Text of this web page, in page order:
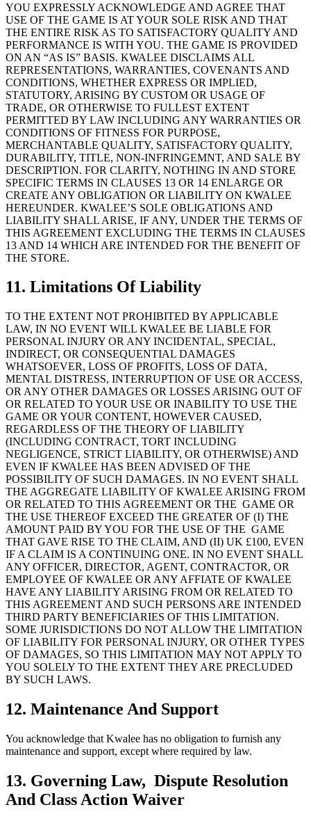
YOU EXPRESSLY ACKNOWLEDGE AND AGREE THAT
USE OF THE GAME IS AT YOUR SOLE RISK AND THAT
THE ENTIRE RISK AS TO SATISFACTORY QUALITY AND
PERFORMANCE IS WITH YOU. THE GAME IS PROVIDED
ON AN “AS IS” BASIS. KWALEE DISCLAIMS ALL
REPRESENTATIONS, WARRANTIES, COVENANTS AND
CONDITIONS, WHETHER EXPRESS OR IMPLIED,
STATUTORY, ARISING BY CUSTOM OR USAGE OF
TRADE, OR OTHERWISE TO FULLEST EXTENT
PERMITTED BY LAW INCLUDING ANY WARRANTIES OR
CONDITIONS OF FITNESS FOR PURPOSE,
MERCHANTABLE QUALITY, SATISFACTORY QUALITY,
DURABILITY, TITLE, NON-INFRINGEMNT, AND SALE BY
DESCRIPTION. FOR CLARITY, NOTHING IN AND STORE
SPECIFIC TERMS IN CLAUSES 13 OR 14 ENLARGE OR
CREATE ANY OBLIGATION OR LIABILITY ON KWALEE
HEREUNDER. KWALEE’S SOLE OBLIGATIONS AND
LIABILITY SHALL ARISE, IF ANY, UNDER THE TERMS OF
THIS AGREEMENT EXCLUDING THE TERMS IN CLAUSES
13 AND 14 WHICH ARE INTENDED FOR THE BENEFIT OF
THE STORE.
11. Limitations Of Liability
TO THE EXTENT NOT PROHIBITED BY APPLICABLE
LAW, IN NO EVENT WILL KWALEE BE LIABLE FOR
PERSONAL INJURY OR ANY INCIDENTAL, SPECIAL,
INDIRECT, OR CONSEQUENTIAL DAMAGES
WHATSOEVER, LOSS OF PROFITS, LOSS OF DATA,
MENTAL DISTRESS, INTERRUPTION OF USE OR ACCESS,
OR ANY OTHER DAMAGES OR LOSSES ARISING OUT OF
OR RELATED TO YOUR USE OR INABILITY TO USE THE
GAME OR YOUR CONTENT, HOWEVER CAUSED,
REGARDLESS OF THE THEORY OF LIABILITY
(INCLUDING CONTRACT, TORT INCLUDING
NEGLIGENCE, STRICT LIABILITY, OR OTHERWISE) AND
EVEN IF KWALEE HAS BEEN ADVISED OF THE
POSSIBILITY OF SUCH DAMAGES. IN NO EVENT SHALL
THE AGGREGATE LIABILITY OF KWALEE ARISING FROM
OR RELATED TO THIS AGREEMENT OR THE GAME OR
THE USE THEREOF EXCEED THE GREATER OF (I) THE
AMOUNT PAID BY YOU FOR THE USE OF THE GAME
THAT GAVE RISE TO THE CLAIM, AND (II) UK £100, EVEN
IF A CLAIM IS A CONTINUING ONE. IN NO EVENT SHALL
ANY OFFICER, DIRECTOR, AGENT, CONTRACTOR, OR
EMPLOYEE OF KWALEE OR ANY AFFIATE OF KWALEE
HAVE ANY LIABILITY ARISING FROM OR RELATED TO
THIS AGREEMENT AND SUCH PERSONS ARE INTENDED
THIRD PARTY BENEFICIARIES OF THIS LIMITATION.
SOME JURISDICTIONS DO NOT ALLOW THE LIMITATION
OF LIABILITY FOR PERSONAL INJURY, OR OTHER TYPES
OF DAMAGES, SO THIS LIMITATION MAY NOT APPLY TO
YOU SOLELY TO THE EXTENT THEY ARE PRECLUDED
BY SUCH LAWS.
12. Maintenance And Support
You acknowledge that Kwalee has no obligation to furnish any
maintenance and support, except where required by law.
13. Governing Law, Dispute Resolution
And Class Action Waiver